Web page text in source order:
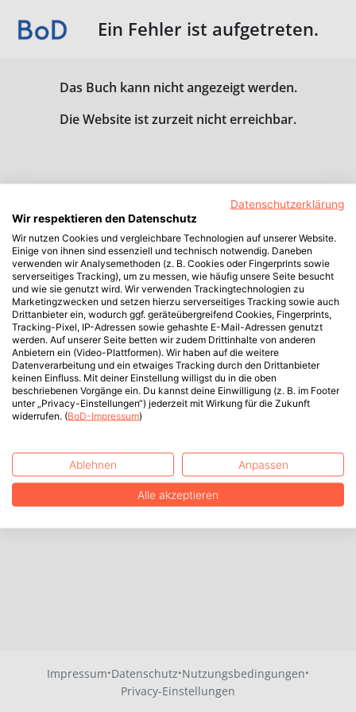
Ein Fehler ist aufgetreten.
Das Buch kann nicht angezeigt werden.
Die Website ist zurzeit nicht erreichbar.
Impressum·Datenschutz·Nutzungsbedingungen·
Privacy-Einstellungen
Datenschutzerklärung
Wir respektieren den Datenschutz
Wir nutzen Cookies und vergleichbare Technologien auf unserer Website.
Einige von ihnen sind essenziell und technisch notwendig. Daneben
verwenden wir Analysemethoden (z. B. Cookies oder Fingerprints sowie
serverseitiges Tracking), um zu messen, wie häufig unsere Seite besucht
und wie sie genutzt wird. Wir verwenden Trackingtechnologien zu
Marketingzwecken und setzen hierzu serverseitiges Tracking sowie auch
Drittanbieter ein, wodurch ggf. geräteübergreifend Cookies, Fingerprints,
Tracking-Pixel, IP-Adressen sowie gehashte E-Mail-Adressen genutzt
werden. Auf unserer Seite betten wir zudem Drittinhalte von anderen
Anbietern ein (Video-Plattformen). Wir haben auf die weitere
Datenverarbeitung und ein etwaiges Tracking durch den Drittanbieter
keinen Einfluss. Mit deiner Einstellung willigst du in die oben
beschriebenen Vorgänge ein. Du kannst deine Einwilligung (z. B. im Footer
unter „Privacy-Einstellungen“) jederzeit mit Wirkung für die Zukunft
widerrufen. (BoD-Impressum)
Ablehnen Anpassen
Alle akzeptieren